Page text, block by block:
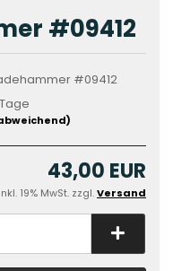
#09412
#09412
43,00 EUR
inkl. 19% MwSt. zzgl.Versand